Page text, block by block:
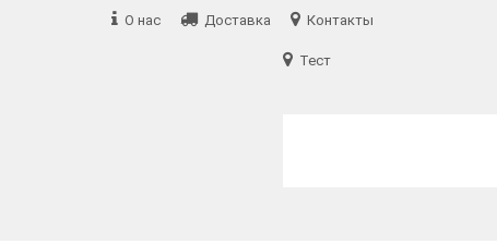
О нас Доставка Контакты
Тест